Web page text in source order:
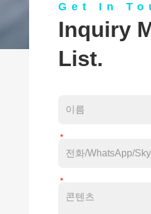
Get In
Inquiry
List.